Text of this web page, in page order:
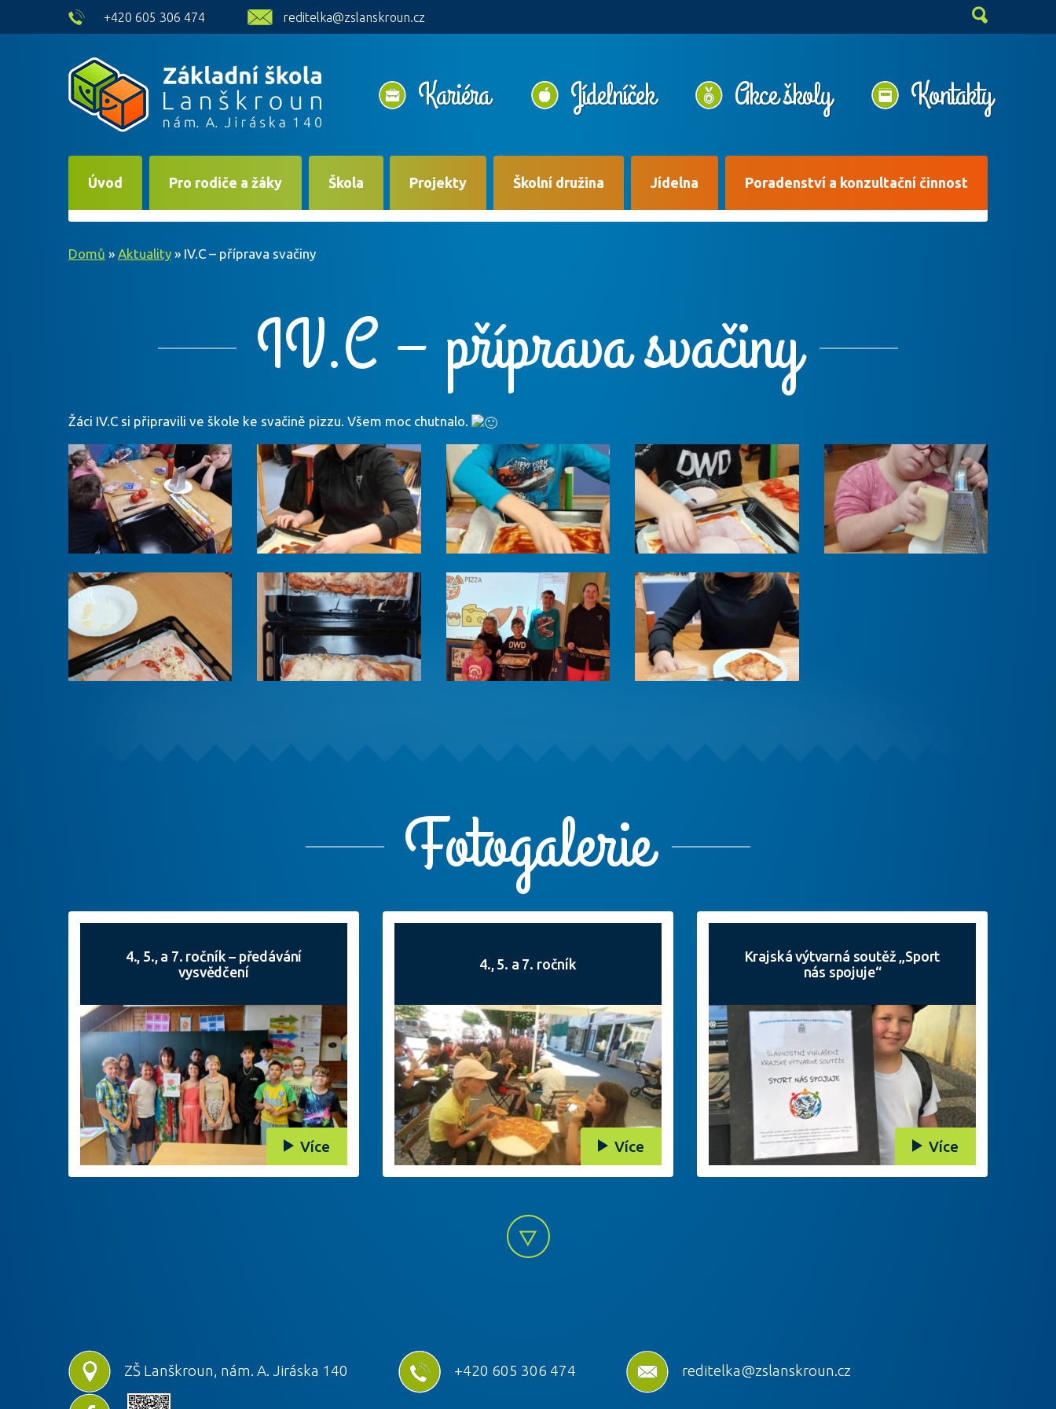
skip to main content
+420 605 306 474 reditelka@zslanskroun.cz
Kariéra Jídelníček Akce školy Kontakty
Úvod Pro rodiče a žáky Škola Projekty Školní družina Jídelna Poradenství a konzultační činnost
Domů » Aktuality » IV.C – příprava svačiny
IV.C – příprava svačiny
Žáci IV.C si připravili ve škole ke svačině pizzu. Všem moc chutnalo.
Fotogalerie
4., 5., a 7. ročník – předávání
vysvědčení
Více
4., 5. a 7. ročník
Více
Krajská výtvarná soutěž „Sport
nás spojuje“
Více
ZŠ Lanškroun, nám. A. Jiráska 140 +420 605 306 474 reditelka@zslanskroun.cz